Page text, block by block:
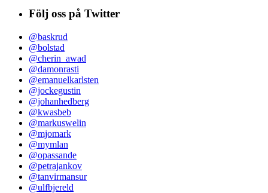
Följ oss på Twitter
@baskrud
@bolstad
@cherin_awad
@damonrasti
@emanuelkarlsten
@jockegustin
@johanhedberg
@kwasbeb
@markuswelin
@mjomark
@mymlan
@opassande
@petrajankov
@tanvirmansur
@ulfbjereld